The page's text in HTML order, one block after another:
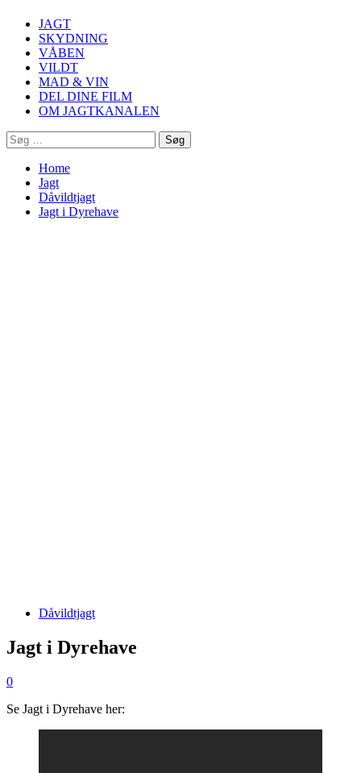
JAGT
SKYDNING
VÅBEN
VILDT
MAD & VIN
DEL DINE FILM
OM JAGTKANALEN
Søg
efter:
Home
Jagt
Dåvildtjagt
Jagt i Dyrehave
Dåvildtjagt
Jagt i Dyrehave
0
Se Jagt i Dyrehave her: